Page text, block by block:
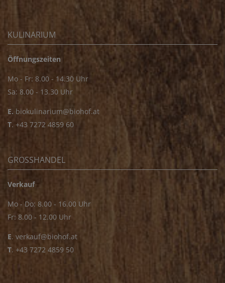
KULINARIUM
Öffnungszeiten
Mo - Fr: 8.00 - 14.30 Uhr
Sa: 8.00 - 13.30 Uhr
E. biokulinarium@biohof.at
T. +43 7272 4859 60
GROSSHANDEL
Verkauf
Mo - Do: 8.00 - 16.00 Uhr
Fr: 8.00 - 12.00 Uhr
E. verkauf@biohof.at
T. +43 7272 4859 50